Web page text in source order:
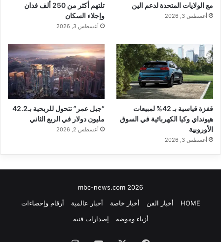
مع الولايات المتحدة لدعم الين
أغسطس 3, 2026
تلتهم أكثر من 250 ألف فدان
وإجلاء السكان
أغسطس 3, 2026
قفزة قياسية بـ 42% لمبيعات
هيونداي وكيا الكهربائية في السوق
الأوروبية
أغسطس 3, 2026
“جبل عمر” تتحول للربحية بـ42.2
مليون دولار في الربع الثاني
أغسطس 2, 2026
mbc-news.com 2026
HOME
أخبار الفن أخبار خاصة أخبار عالمية
أرقام وإحصاءات
أزياء وموضة
إصدارات فنية